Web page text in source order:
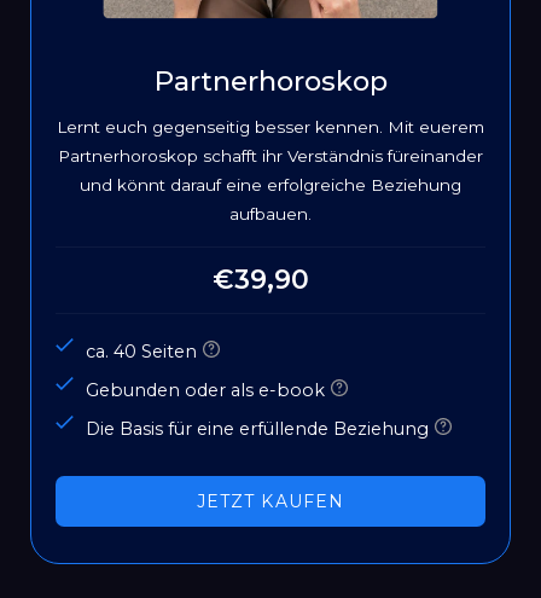
Partnerhoroskop
Lernt euch gegenseitig besser kennen. Mit euerem
Partnerhoroskop schafft ihr Verständnis füreinander
und könnt darauf eine erfolgreiche Beziehung
aufbauen.
Normaler
€39,90
ca. 40 Seiten
Gebunden oder als e-book
Die Basis für eine erfüllende Beziehung
JETZT KAUFEN